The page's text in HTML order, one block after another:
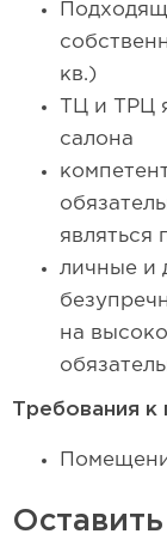
кв.)
ТЦ и ТРЦ
салона
являться
личные и
на
Требования